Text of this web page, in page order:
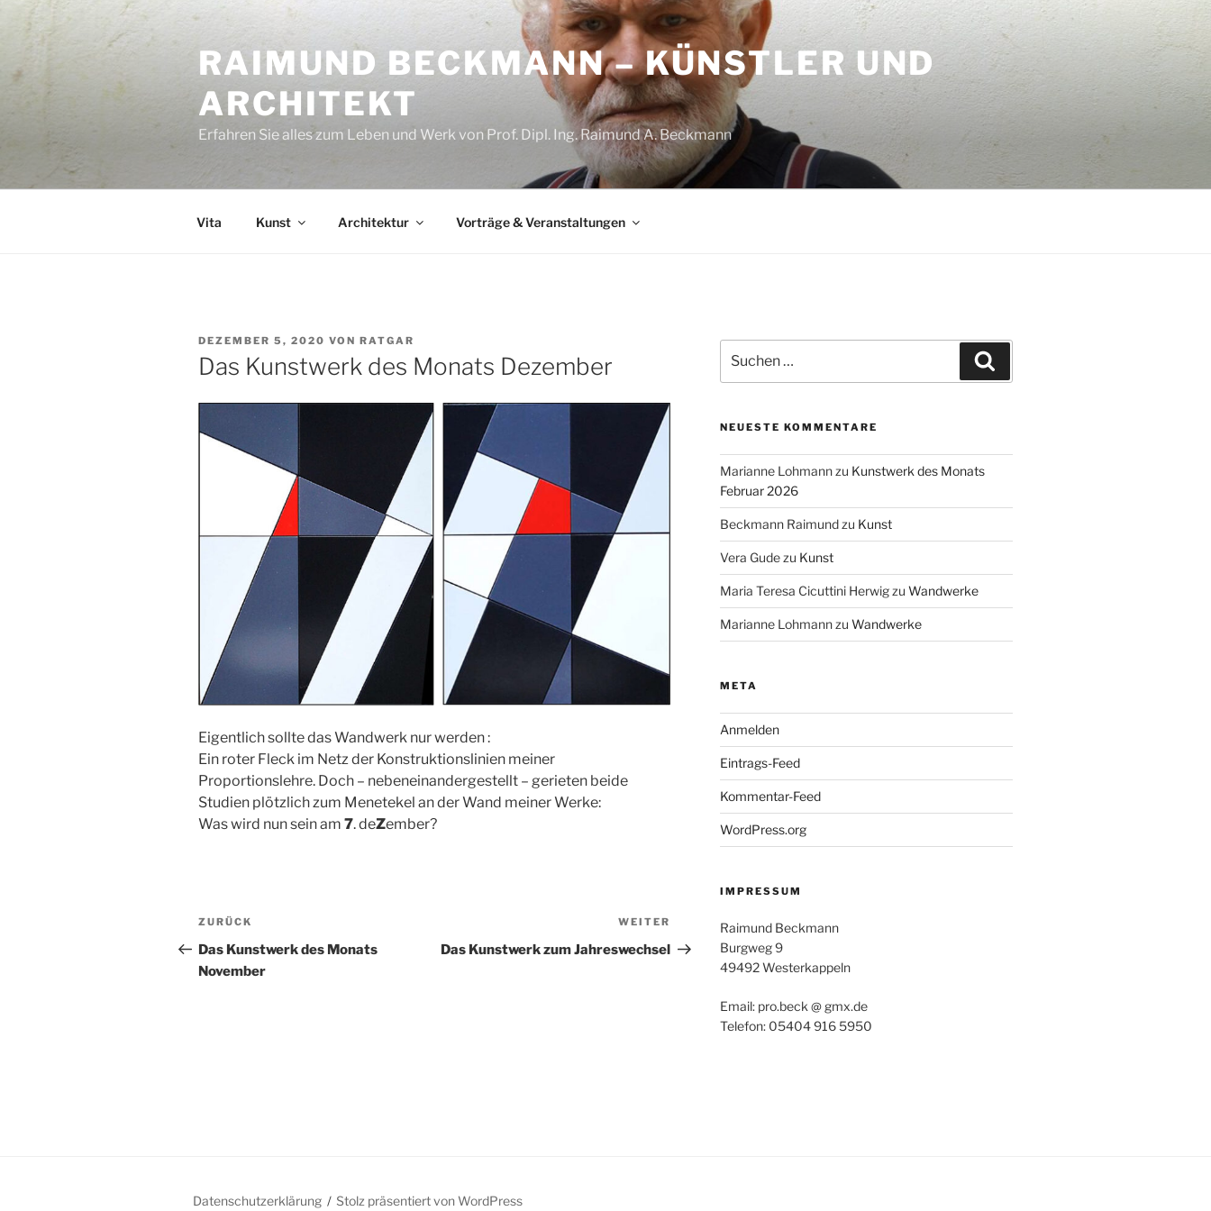
Zum
Inhalt
RAIMUND BECKMANN – KÜNSTLER UND
ARCHITEKT
Erfahren Sie alles zum Leben und Werk von Prof. Dipl. Ing. Raimund A. Beckmann
Vita Kunst Architektur Vorträge & Veranstaltungen
VERÖFFENTLICHT
AM
DEZEMBER 5, 2020 VON RATGAR
Das Kunstwerk des Monats Dezember
Eigentlich sollte das Wandwerk nur werden :
Ein roter Fleck im Netz der Konstruktionslinien meiner
Proportionslehre. Doch – nebeneinandergestellt – gerieten beide
Studien plötzlich zum Menetekel an der Wand meiner Werke:
Was wird nun sein am 7. deZember?
Beitragsnavigation
Vorheriger
Beitrag
ZURÜCK
Das Kunstwerk des Monats
November
Nächster
Beitrag
WEITER
Das Kunstwerk zum Jahreswechsel
nach:
NEUESTE KOMMENTARE
Marianne Lohmannzu Kunstwerk des Monats
Februar 2026
Beckmann Raimundzu Kunst
Vera Gudezu Kunst
Maria Teresa Cicuttini Herwigzu Wandwerke
Marianne Lohmannzu Wandwerke
META
Anmelden
Eintrags-Feed
Kommentar-Feed
WordPress.org
IMPRESSUM
Raimund Beckmann
Burgweg 9
49492 Westerkappeln
Email: pro.beck @ gmx.de
Telefon: 05404 916 5950
Datenschutzerklärung Stolz präsentiert von WordPress